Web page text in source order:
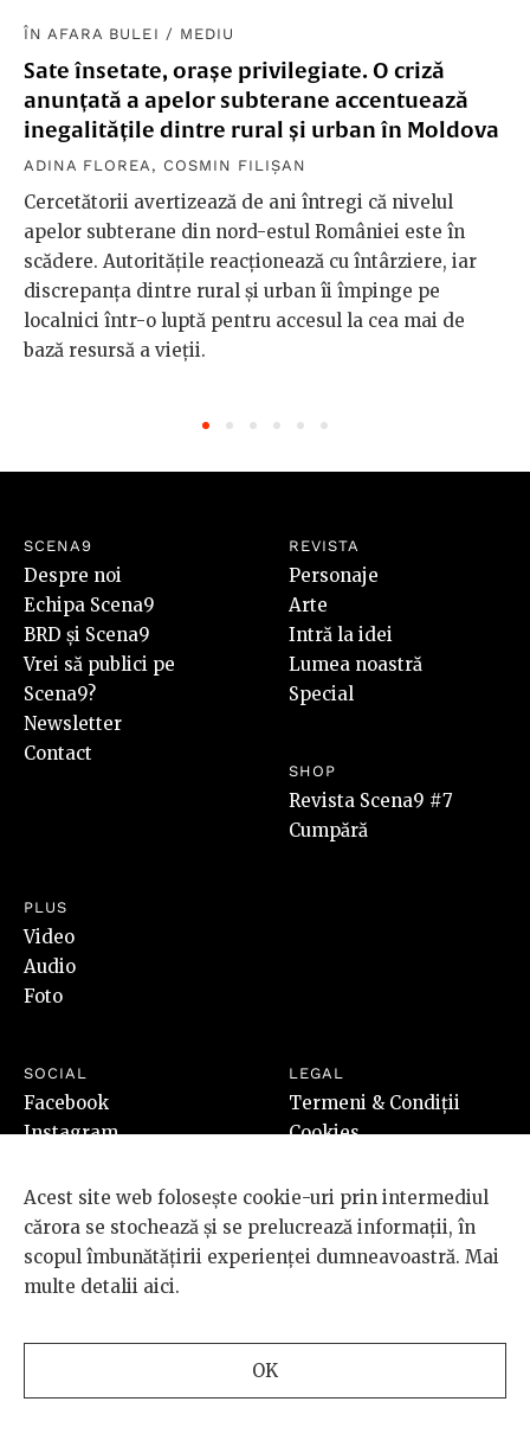
ÎN AFARA BULEI / MEDIU
Sate însetate, orașe privilegiate. O criză
anunțată a apelor subterane accentuează
inegalitățile dintre rural și urban în Moldova
ADINA FLOREA , COSMIN FILIȘAN
Cercetătorii avertizează de ani întregi că nivelul
apelor subterane din nord-estul României este în
scădere. Autoritățile reacționează cu întârziere, iar
discrepanța dintre rural și urban îi împinge pe
localnici într-o luptă pentru accesul la cea mai de
bază resursă a vieții.
SCENA9
Despre noi
Echipa Scena9
BRD și Scena9
Vrei să publici pe
Scena9?
Newsletter
Contact
REVISTA
Personaje
Arte
Intră la idei
Lumea noastră
Special
SHOP
Revista Scena9 #7
Cumpără
PLUS
Video
Audio
Foto
SOCIAL
Facebook
Instagram
SoundCloud
RSS
LEGAL
Termeni & Condiții
Cookies
ANPC
Redirecționează 3,5%
© 2026 BRD Groupe Société Générale, toate drepturile rezervate.
Acest site web folosește cookie-uri prin intermediul
cărora se stochează și se prelucrează informații, în
scopul îmbunătățirii experienței dumneavoastră. Mai
multe detalii aici.
OK